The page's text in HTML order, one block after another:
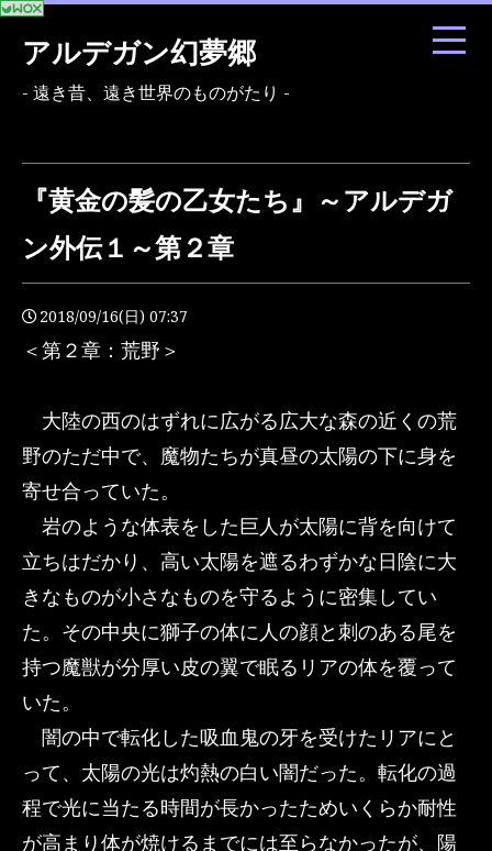
アルデガン幻夢郷
- 遠き昔、遠き世界のものがたり -
『黄金の髪の乙女たち』～アルデガ
ン外伝１～第２章
2018/09/16(日) 07:37
＜第２章：荒野＞
大陸の西のはずれに広がる広大な森の近くの荒
野のただ中で、魔物たちが真昼の太陽の下に身を
寄せ合っていた。
岩のような体表をした巨人が太陽に背を向けて
立ちはだかり、高い太陽を遮るわずかな日陰に大
きなものが小さなものを守るように密集してい
た。その中央に獅子の体に人の顔と刺のある尾を
持つ魔獣が分厚い皮の翼で眠るリアの体を覆って
いた。
闇の中で転化した吸血鬼の牙を受けたリアにと
って、太陽の光は灼熱の白い闇だった。転化の過
程で光に当たる時間が長かったためいくらか耐性
が高まり体が焼けるまでには至らなかったが、陽